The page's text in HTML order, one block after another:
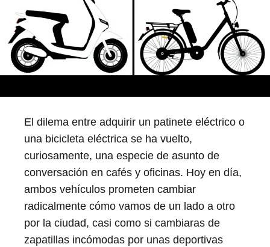
El dilema entre adquirir un patinete eléctrico o
una bicicleta eléctrica se ha vuelto,
curiosamente, una especie de asunto de
conversación en cafés y oficinas. Hoy en día,
ambos vehículos prometen cambiar
radicalmente cómo vamos de un lado a otro
por la ciudad, casi como si cambiaras de
zapatillas incómodas por unas deportivas